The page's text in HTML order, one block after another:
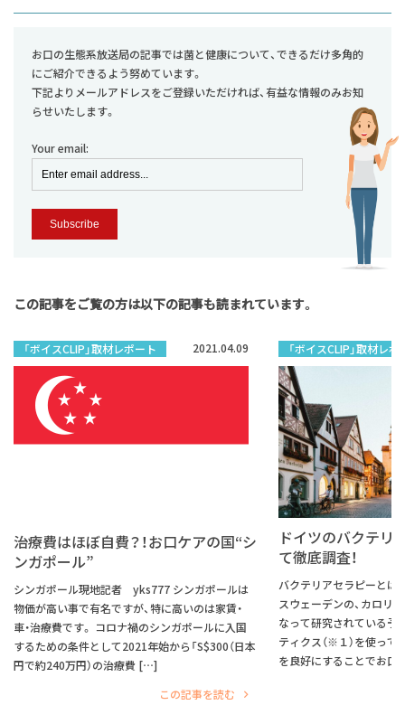
お口の生態系放送局の記事では菌と健康について、できるだけ多角的
にご紹介できるよう努めています。
下記よりメールアドレスをご登録いただければ、有益な情報のみお知
らせいたします。
Your email:
この記事をご覧の方は以下の記事も読まれています。
「ボイスCLIP」取材レポート 2021.04.09
治療費はほぼ自費？！お口ケアの国“シ
ンガポール”
シンガポール現地記者 yks777 シンガポールは
物価が高い事で有名ですが、特に高いのは家賃・
車・治療費です。 コロナ禍のシンガポールに入国
するための条件として2021年始から「S$300（日本
円で約240万円）の治療費 […]
この記事を読む
「ボイスCLIP」取材レポ
ドイツのバクテリ
て徹底調査！
バクテリアセラピーとは
スウェーデンの、カロリ
なって研究されている予
ティクス（※１）を使って
を良好にすることでお